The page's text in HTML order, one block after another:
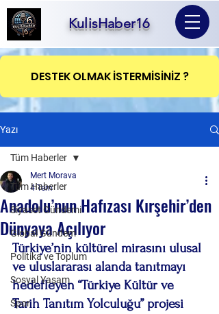
KulisHaber16
DESTEK OLMAK İSTERMİSİNİZ ?
Yazı
Tüm Haberler
Siyaset Gündemi
Global Gündem
Politika ve Toplum
Sosyal Yaşam
Spor
Tüm Haberler
Anadolu’nun Hafızası Kırşehir’den
Dünyaya Açılıyor
Mert Morava
4 Tem
Türkiye’nin kültürel mirasını ulusal
ve uluslararası alanda tanıtmayı
hedefleyen “Türkiye Kültür ve
Tarih Tanıtım Yolculuğu” projesi